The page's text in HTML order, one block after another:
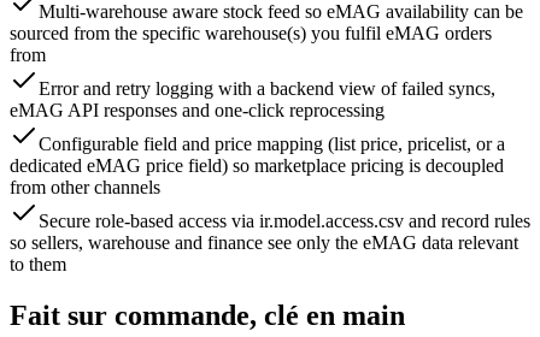
Multi-warehouse aware stock feed so eMAG availability can be
sourced from the specific warehouse(s) you fulfil eMAG orders
from
Error and retry logging with a backend view of failed syncs,
eMAG API responses and one-click reprocessing
Configurable field and price mapping (list price, pricelist, or a
dedicated eMAG price field) so marketplace pricing is decoupled
from other channels
Secure role-based access via ir.model.access.csv and record rules
so sellers, warehouse and finance see only the eMAG data relevant
to them
Fait sur commande, clé en main